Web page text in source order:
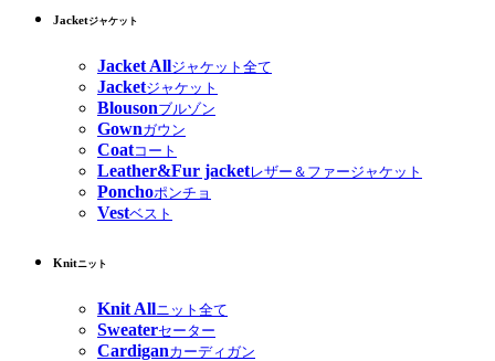
Jacketジャケット
Jacket Allジャケット全て
Jacketジャケット
Blousonブルゾン
Gownガウン
Coatコート
Leather&Fur jacketレザー＆ファージャケット
Ponchoポンチョ
Vestベスト
Knitニット
Knit Allニット全て
Sweaterセーター
Cardiganカーディガン